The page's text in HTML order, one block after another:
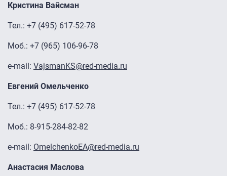
Кристина Вайсман
Тел.: +7 (495) 617-52-78
Моб.: +7 (965) 106-96-78
e-mail: VajsmanKS@red-media.ru
Евгений Омельченко
Тел.: +7 (495) 617-52-78
Моб.: 8-915-284-82-82
e-mail: OmelchenkoEA@red-media.ru
Анастасия Маслова